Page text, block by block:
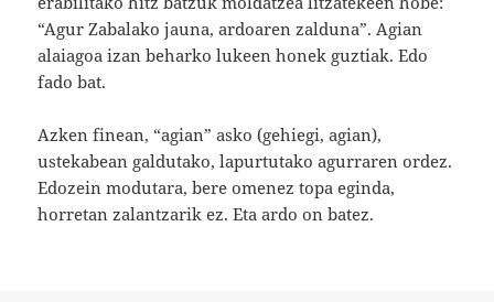
“Agur Zabalako jauna, ardoaren zalduna”. Agian
alaiagoa izan beharko lukeen honek guztiak. Edo
fado bat.
Azken finean, “agian” asko (gehiegi, agian),
ustekabean galdutako, lapurtutako agurraren ordez.
Edozein modutara, bere omenez topa eginda,
horretan zalantzarik ez. Eta ardo on batez.